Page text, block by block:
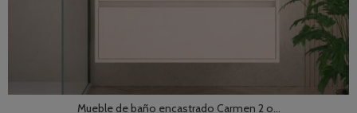
Mueble de baño encastrado Carmen 2 o...